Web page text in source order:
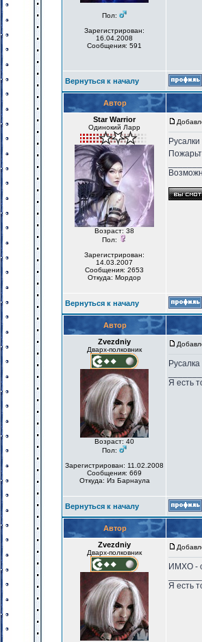
Пол:
Зарегистрирован:
16.04.2008
Сообщения: 591
Вернуться к началу
Автор
Star Warrior
Одинокий Ларр
Возраст: 38
Пол:
Зарегистрирован:
14.03.2007
Сообщения: 2653
Откуда: Мордор
Вернуться к началу
Автор
Zvezdniy
Дварх-полковник
Возраст: 40
Пол:
Зарегистрирован: 11.02.2008
Сообщения: 669
Откуда: Из Барнаула
Я есть
Вернуться к началу
Автор
Zvezdniy
Дварх-полковник
ИМХО -
Я есть